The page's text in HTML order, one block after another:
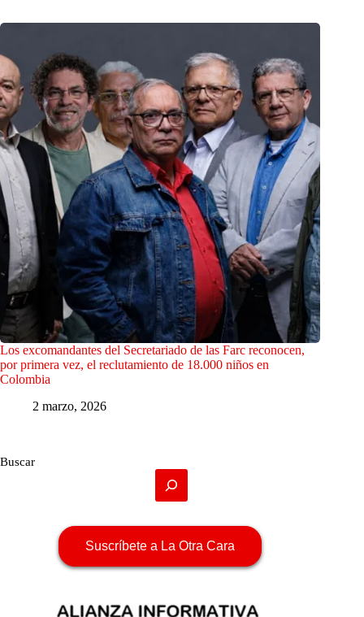
Los excomandantes del Secretariado de las Farc reconocen,
por primera vez, el reclutamiento de 18.000 niños en
Colombia
2 marzo, 2026
Buscar
Suscríbete a La Otra Cara